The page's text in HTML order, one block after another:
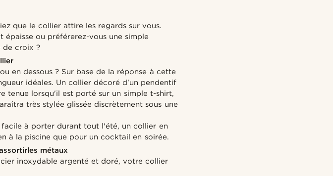
que le collier attire les regards sur vous.
ou préférerez-vous une simple
de croix ?
en dessous ? Sur base de la réponse à cette
idéales. Un collier décoré d'un pendentif
tenue lorsqu'il est porté sur un simple t-shirt,
très stylée glissée discrètement sous une
à porter durant tout l'été, un collier en
à la piscine que pour un cocktail en soirée.
métaux
inoxydable argenté et doré, votre collier